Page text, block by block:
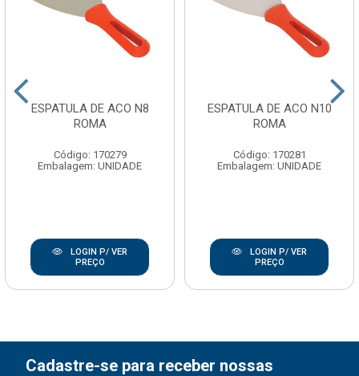
ESPATULA DE ACO N8
ROMA
Código: 170279
Embalagem: UNIDADE
LOGIN P/ VER
PREÇO
ESPATULA DE ACO N10
ROMA
Código: 170281
Embalagem: UNIDADE
LOGIN P/ VER
PREÇO
Cadastre-se para receber nossas